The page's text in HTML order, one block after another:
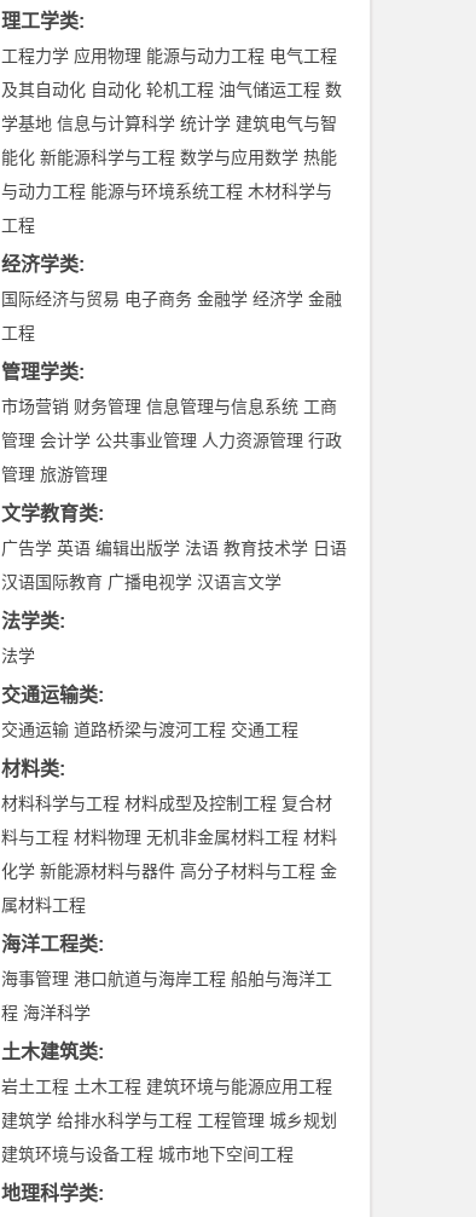
理工学类:
工程力学 应用物理 能源与动力工程 电气工程
及其自动化 自动化 轮机工程 油气储运工程 数
学基地 信息与计算科学 统计学 建筑电气与智
能化 新能源科学与工程 数学与应用数学 热能
与动力工程 能源与环境系统工程 木材科学与
工程
经济学类:
国际经济与贸易 电子商务 金融学 经济学 金融
工程
管理学类:
市场营销 财务管理 信息管理与信息系统 工商
管理 会计学 公共事业管理 人力资源管理 行政
管理 旅游管理
文学教育类:
广告学 英语 编辑出版学 法语 教育技术学 日语
汉语国际教育 广播电视学 汉语言文学
法学类:
法学
交通运输类:
交通运输 道路桥梁与渡河工程 交通工程
材料类:
材料科学与工程 材料成型及控制工程 复合材
料与工程 材料物理 无机非金属材料工程 材料
化学 新能源材料与器件 高分子材料与工程 金
属材料工程
海洋工程类:
海事管理 港口航道与海岸工程 船舶与海洋工
程 海洋科学
土木建筑类:
岩土工程 土木工程 建筑环境与能源应用工程
建筑学 给排水科学与工程 工程管理 城乡规划
建筑环境与设备工程 城市地下空间工程
地理科学类: